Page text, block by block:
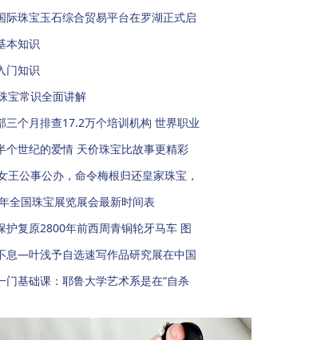
际珠宝玉石综合贸易平台在罗湖正式启
本知识
门知识
宝常识全面讲解
三个月排查17.2万个培训机构 世界职业
个世纪的爱情 天价珠宝比故事更精彩
王公事公办，命令梅根归还皇家珠宝，
全国珠宝展览展会最新时间表
护复原2800年前西周青铜轮牙马车 图
息—叶浅予自选速写作品研究展在中国
门基础课：耶鲁大学艺术系是在“自杀